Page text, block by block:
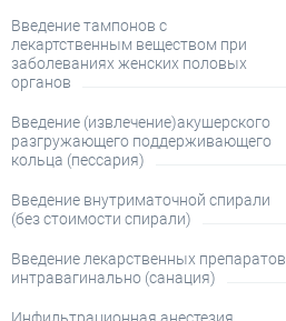
Введение тампонов с
лекартственным веществом при
заболеваниях женских половых
органов
Введение (извлечение)акушерского
разгружающего поддерживающего
кольца (пессария)
Введение внутриматочной спирали
(без стоимости спирали)
Введение лекарственных препаратов
интравагинально (санация)